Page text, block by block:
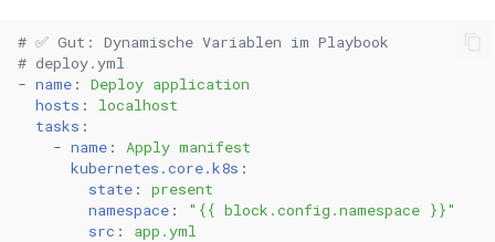
# ✅ Gut: Dynamische Variablen im Playbook
# deploy.yml
- name :
Deploy application
hosts :
localhost
tasks :
- name :
Apply manifest
kubernetes.core.k8s :
state :
present
namespace : "{{ block.config.namespace }}"
src : app.yml